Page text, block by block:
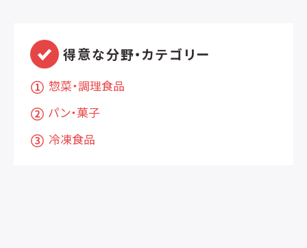
得意な分野・カテゴリー
惣菜・調理食品
パン・菓子
冷凍食品